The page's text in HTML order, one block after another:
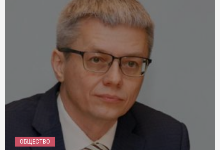
ОБЩЕСТВО